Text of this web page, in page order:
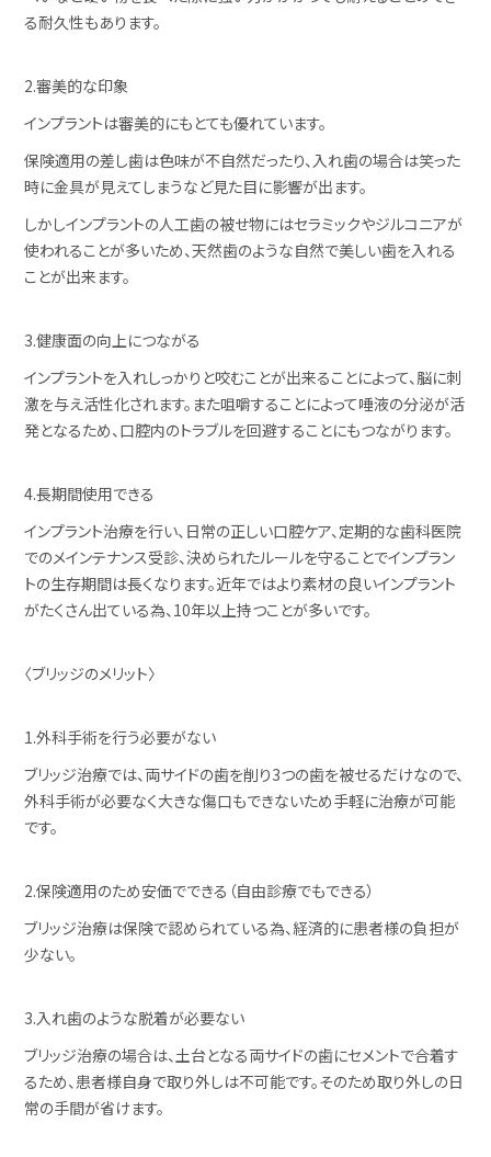
る耐久性もあります。
2.審美的な印象
インプラントは審美的にもとても優れています。
保険適用の差し歯は色味が不自然だったり、入れ歯の場合は笑った
時に金具が見えてしまうなど見た目に影響が出ます。
しかしインプラントの人工歯の被せ物にはセラミックやジルコニアが
使われることが多いため、天然歯のような自然で美しい歯を入れる
ことが出来ます。
3.健康面の向上につながる
インプラントを入れしっかりと咬むことが出来ることによって、脳に刺
激を与え活性化されます。また咀嚼することによって唾液の分泌が活
発となるため、口腔内のトラブルを回避することにもつながります。
4.長期間使用できる
インプラント治療を行い、日常の正しい口腔ケア、定期的な歯科医院
でのメインテナンス受診、決められたルールを守ることでインプラン
トの生存期間は長くなります。近年ではより素材の良いインプラント
がたくさん出ている為、10年以上持つことが多いです。
〈ブリッジのメリット〉
1.外科手術を行う必要がない
ブリッジ治療では、両サイドの歯を削り3つの歯を被せるだけなので、
外科手術が必要なく大きな傷口もできないため手軽に治療が可能
です。
2.保険適用のため安価でできる（自由診療でもできる）
ブリッジ治療は保険で認められている為、経済的に患者様の負担が
少ない。
3.入れ歯のような脱着が必要ない
ブリッジ治療の場合は、土台となる両サイドの歯にセメントで合着す
るため、患者様自身で取り外しは不可能です。そのため取り外しの日
常の手間が省けます。